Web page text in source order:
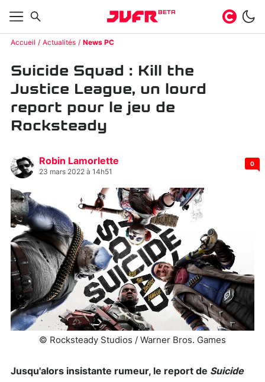
BETA
Accueil Actualités News PC
Suicide Squad : Kill the
Justice League, un lourd
report pour le jeu de
Rocksteady
Robin Lamorlette
23 mars 2022 à 14h51
0
© Rocksteady Studios / Warner Bros. Games
Jusqu'alors insistante rumeur, le report de Suicide